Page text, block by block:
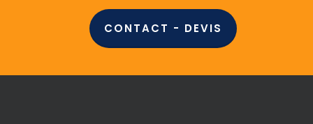
CONTACT - DEVIS